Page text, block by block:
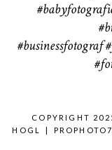
#businessfotograf
COPYRIGHT
HOGL